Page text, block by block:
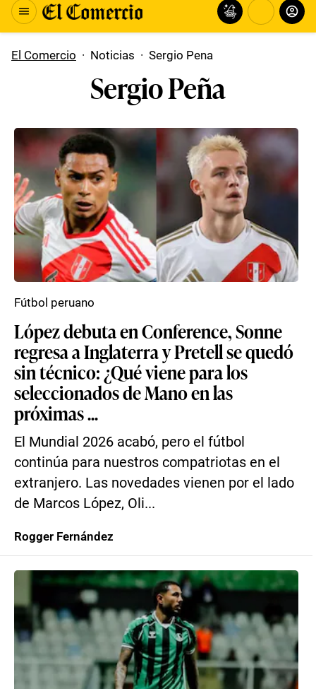
El Comercio · Noticias · Sergio Pena
Sergio Peña
López debuta en Conference, Sonne
regresa a Inglaterra y Pretell se quedó
sin técnico: ¿Qué viene para los
seleccionados de Mano en las
próximas ...
El Mundial 2026 acabó, pero el fútbol
continúa para nuestros compatriotas en el
extranjero. Las novedades vienen por el lado
de Marcos López, Oli...
Fútbol peruano
Rogger Fernández